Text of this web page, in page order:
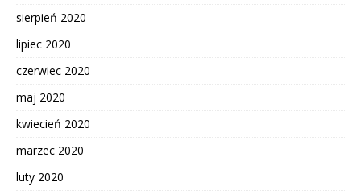
sierpień 2020
lipiec 2020
czerwiec 2020
maj 2020
kwiecień 2020
marzec 2020
luty 2020